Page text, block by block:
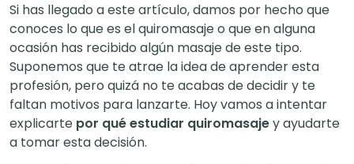
Si has llegado a este artículo, damos por hecho que
conoces lo que es el quiromasaje o que en alguna
ocasión has recibido algún masaje de este tipo.
Suponemos que te atrae la idea de aprender esta
profesión, pero quizá no te acabas de decidir y te
faltan motivos para lanzarte. Hoy vamos a intentar
explicarte por qué estudiar quiromasajey ayudarte
a tomar esta decisión.